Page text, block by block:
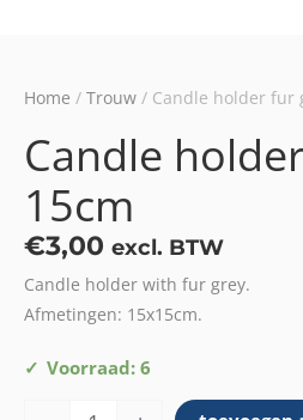
Home / Trouw / Candle holder fur
Candle
15cm
€3,00 excl. BTW
Candle holder with fur grey.
Afmetingen: 15x15cm.
Voorraad: 6
Candle